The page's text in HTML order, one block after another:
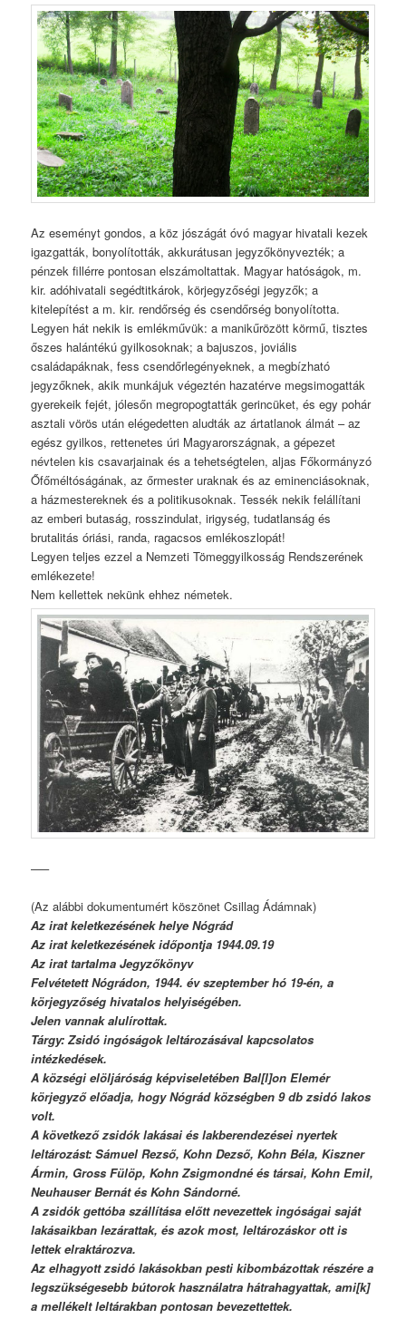
Az eseményt gondos, a köz jószágát óvó magyar hivatali kezek
igazgatták, bonyolították, akkurátusan jegyzőkönyvezték; a
pénzek fillérre pontosan elszámoltattak. Magyar hatóságok, m.
kir. adóhivatali segédtitkárok, körjegyzőségi jegyzők; a
kitelepítést a m. kir. rendőrség és csendőrség bonyolította.
Legyen hát nekik is emlékművük: a manikűrözött körmű, tisztes
őszes halántékú gyilkosoknak; a bajuszos, joviális
családapáknak, fess csendőrlegényeknek, a megbízható
jegyzőknek, akik munkájuk végeztén hazatérve megsimogatták
gyerekeik fejét, jólesőn megropogtatták gerincüket, és egy pohár
asztali vörös után elégedetten aludták az ártatlanok álmát – az
egész gyilkos, rettenetes úri Magyarországnak, a gépezet
névtelen kis csavarjainak és a tehetségtelen, aljas Főkormányzó
Őfőméltóságának, az őrmester uraknak és az eminenciásoknak,
a házmestereknek és a politikusoknak. Tessék nekik felállítani
az emberi butaság, rosszindulat, irigység, tudatlanság és
brutalitás óriási, randa, ragacsos emlékoszlopát!
Legyen teljes ezzel a Nemzeti Tömeggyilkosság Rendszerének
emlékezete!
Nem kellettek nekünk ehhez németek.
—–
(Az alábbi dokumentumért köszönet Csillag Ádámnak)
Az irat keletkezésének helye Nógrád
Az irat keletkezésének időpontja 1944.09.19
Az irat tartalma Jegyzőkönyv
Felvétetett Nógrádon, 1944. év szeptember hó 19-én, a
körjegyzőség hivatalos helyiségében.
Jelen vannak alulírottak.
Tárgy: Zsidó ingóságok leltározásával kapcsolatos
intézkedések.
A községi elöljáróság képviseletében Bal[l]on Elemér
körjegyző előadja, hogy Nógrád községben 9 db zsidó lakos
volt.
A következő zsidók lakásai és lakberendezései nyertek
leltározást: Sámuel Rezső, Kohn Dezső, Kohn Béla, Kiszner
Ármin, Gross Fülöp, Kohn Zsigmondné és társai, Kohn Emil,
Neuhauser Bernát és Kohn Sándorné.
A zsidók gettóba szállítása előtt nevezettek ingóságai saját
lakásaikban lezárattak, és azok most, leltározáskor ott is
lettek elraktározva.
Az elhagyott zsidó lakásokban pesti kibombázottak részére a
legszükségesebb bútorok használatra hátrahagyattak, ami[k]
a mellékelt leltárakban pontosan bevezettettek.